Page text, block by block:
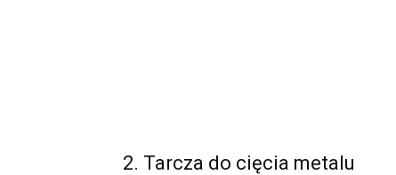
2. Tarcza do cięcia metalu